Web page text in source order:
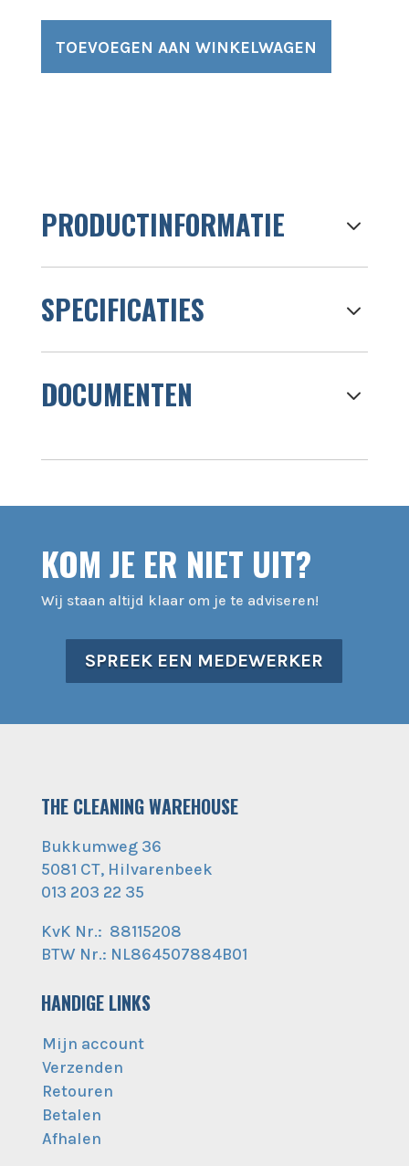
TOEVOEGEN AAN WINKELWAGEN
3
PRODUCTINFORMATIE
3
SPECIFICATIES
3
DOCUMENTEN
KOM JE ER NIET UIT?
Wij staan altijd klaar om je te adviseren!
SPREEK EEN MEDEWERKER
THE CLEANING WAREHOUSE
Bukkumweg 36
5081 CT, Hilvarenbeek
013 203 22 35
KvK Nr.: 88115208
BTW Nr.: NL864507884B01
HANDIGE LINKS
Mijn account
Verzenden
Retouren
Betalen
Afhalen